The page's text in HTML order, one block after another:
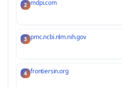
2 mdpi.com
3 pmc.ncbi.nlm.nih.gov
4 frontiersin.org